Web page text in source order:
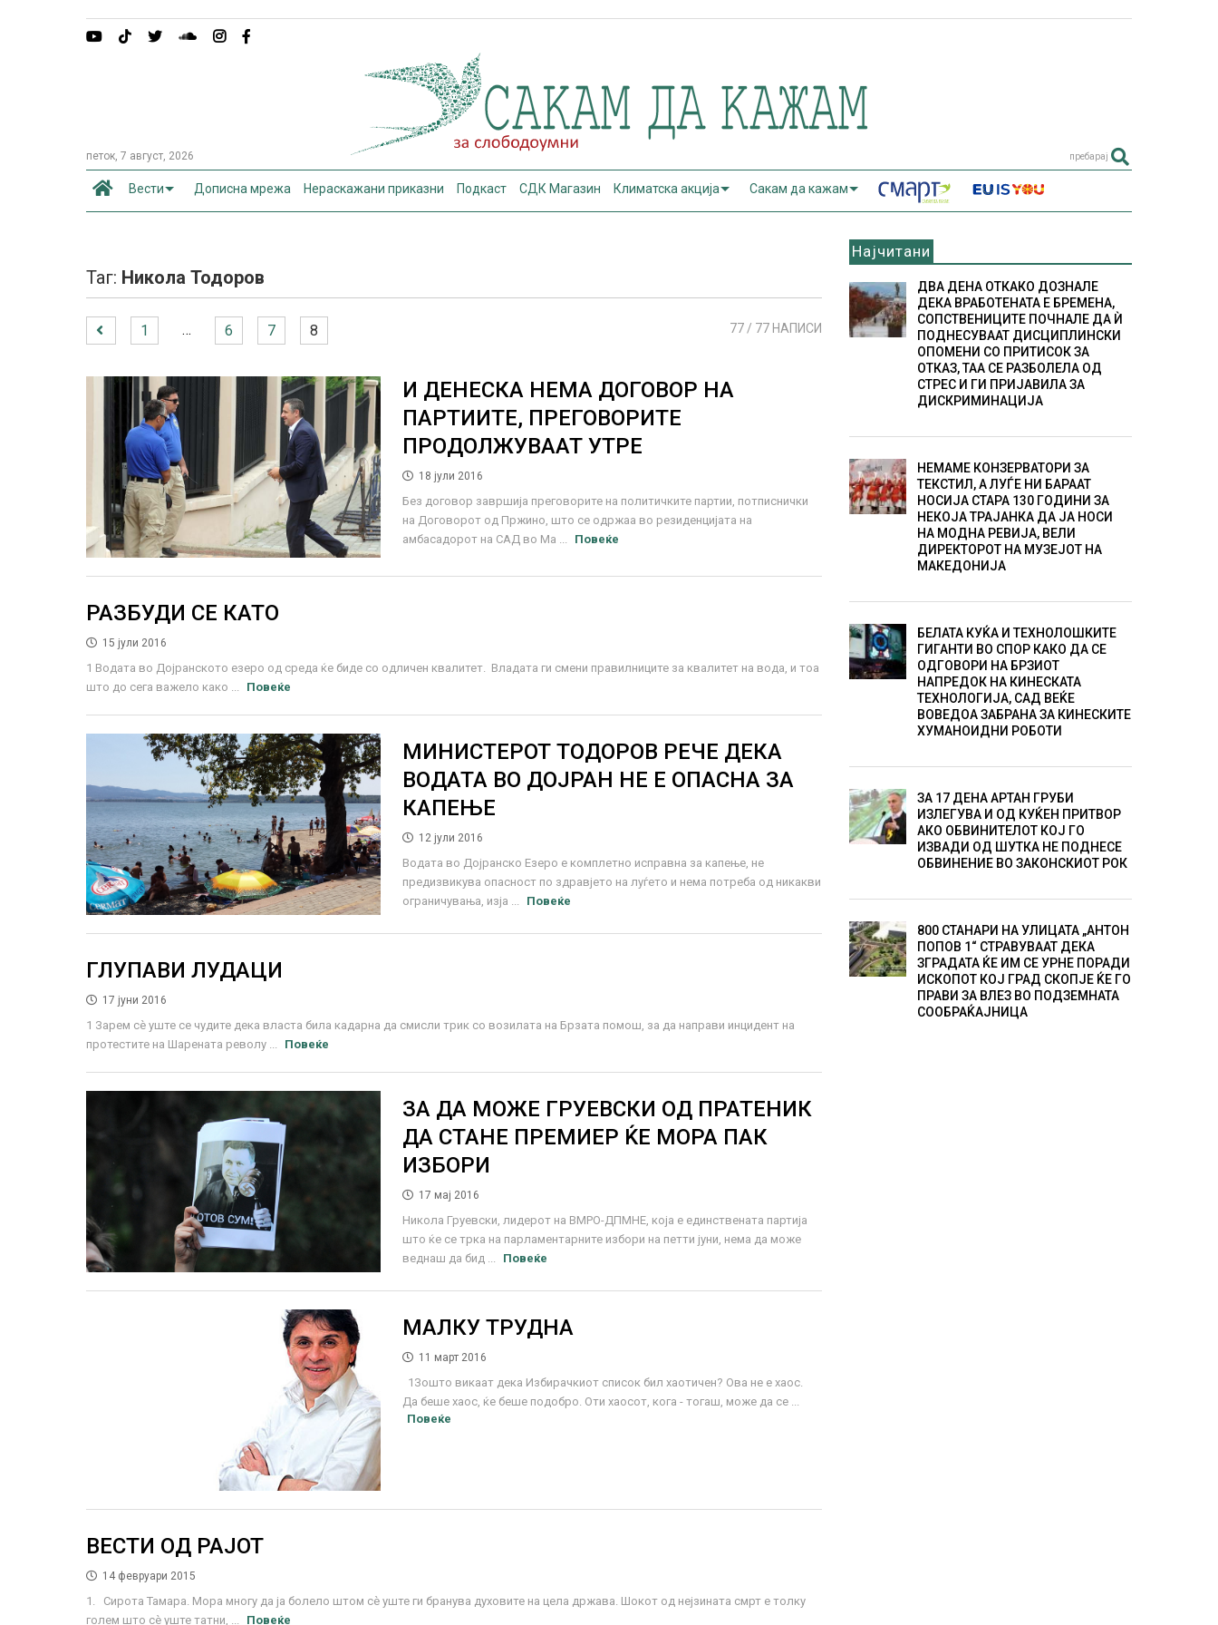
петок, 7 август, 2026 пребарај
Вести Дописна мрежа Нераскажани приказни Подкаст СДК Магазин Климатска акција Сакам да кажам
Таг: Никола Тодоров
1 … 6 7 8 77 / 77 НАПИСИ
И ДЕНЕСКА НЕМА ДОГОВОР НА
ПАРТИИТЕ, ПРЕГОВОРИТЕ
ПРОДОЛЖУВААТ УТРЕ
18 јули 2016
Без договор завршија преговорите на политичките партии, потписнички
на Договорот од Пржино, што се одржаа во резиденцијата на
амбасадорот на САД во Ма ...
Повеќе
РАЗБУДИ СЕ КАТО
15 јули 2016
1 Водата во Дојранското езеро од среда ќе биде со одличен квалитет. Владата ги смени правилниците за квалитет на вода, и тоа
што до сега важело како ...
Повеќе
МИНИСТЕРОТ ТОДОРОВ РЕЧЕ ДЕКА
ВОДАТА ВО ДОЈРАН НЕ Е ОПАСНА ЗА
КАПЕЊЕ
12 јули 2016
Водата во Дојранско Езеро е комплетно исправна за капење, не
предизвикува опасност по здравјето на луѓето и нема потреба од никакви
ограничувања, изја ...
Повеќе
ГЛУПАВИ ЛУДАЦИ
17 јуни 2016
1 Зарем сѐ уште се чудите дека власта била кадарна да смисли трик со возилата на Брзата помош, за да направи инцидент на
протестите на Шарената револу ...
Повеќе
ЗА ДА МОЖЕ ГРУЕВСКИ ОД ПРАТЕНИК
ДА СТАНЕ ПРЕМИЕР ЌЕ МОРА ПАК
ИЗБОРИ
17 мај 2016
Никола Груевски, лидерот на ВМРО-ДПМНЕ, која е единствената партија
што ќе се трка на парламентарните избори на петти јуни, нема да може
веднаш да бид ...
Повеќе
МАЛКУ ТРУДНА
11 март 2016
1Зошто викаат дека Избирачкиот список бил хаотичен? Ова не е хаос.
Да беше хаос, ќе беше подобро. Оти хаосот, кога - тогаш, може да се ...
Повеќе
ВЕСТИ ОД РАЈОТ
14 февруари 2015
1. Сирота Тамара. Мора многу да ја болело штом сè уште ги бранува духовите на цела држава. Шокот од нејзината смрт е толку
голем што сè уште татни, ...
Повеќе
Најчитани
ДВА ДЕНА ОТКАКО ДОЗНАЛЕ
ДЕКА ВРАБОТЕНАТА Е БРЕМЕНА,
СОПСТВЕНИЦИТЕ ПОЧНАЛЕ ДА Ѝ
ПОДНЕСУВААТ ДИСЦИПЛИНСКИ
ОПОМЕНИ СО ПРИТИСОК ЗА
ОТКАЗ, ТАА СЕ РАЗБОЛЕЛА ОД
СТРЕС И ГИ ПРИЈАВИЛА ЗА
ДИСКРИМИНАЦИЈА
НЕМАМЕ КОНЗЕРВАТОРИ ЗА
ТЕКСТИЛ, А ЛУЃЕ НИ БАРААТ
НОСИЈА СТАРА 130 ГОДИНИ ЗА
НЕКОЈА ТРАЈАНКА ДА ЈА НОСИ
НА МОДНА РЕВИЈА, ВЕЛИ
ДИРЕКТОРОТ НА МУЗЕЈОТ НА
МАКЕДОНИЈА
БЕЛАТА КУЌА И ТЕХНОЛОШКИТЕ
ГИГАНТИ ВО СПОР КАКО ДА СЕ
ОДГОВОРИ НА БРЗИОТ
НАПРЕДОК НА КИНЕСКАТА
ТЕХНОЛОГИЈА, САД ВЕЌЕ
ВОВЕДОА ЗАБРАНА ЗА КИНЕСКИТЕ
ХУМАНОИДНИ РОБОТИ
ЗА 17 ДЕНА АРТАН ГРУБИ
ИЗЛЕГУВА И ОД КУЌЕН ПРИТВОР
АКО ОБВИНИТЕЛОТ КОЈ ГО
ИЗВАДИ ОД ШУТКА НЕ ПОДНЕСЕ
ОБВИНЕНИЕ ВО ЗАКОНСКИОТ РОК
800 СТАНАРИ НА УЛИЦАТА „АНТОН
ПОПОВ 1“ СТРАВУВААТ ДЕКА
ЗГРАДАТА ЌЕ ИМ СЕ УРНЕ ПОРАДИ
ИСКОПОТ КОЈ ГРАД СКОПЈЕ ЌЕ ГО
ПРАВИ ЗА ВЛЕЗ ВО ПОДЗЕМНАТА
СООБРАЌАЈНИЦА